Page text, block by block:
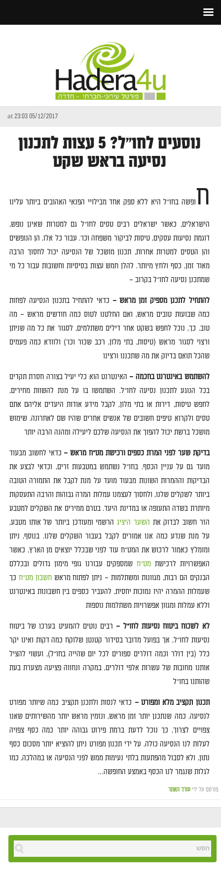
05/12/2017 at 23:03
נוסעים לחו"ל? 5 עצות לתכנון
נסיעה בראש שקט
חופשה בחו"ל היא ללא ספק אחד מבילויי הפנאי האהובים ביותר עלינו
הישראלים, כאשר ישראלים רבים טסים לחו"ל גם למטרות שאינן נופש,
דוגמת נסיעות עסקים,טיסות לביקור משפחה וכו'. עבור כל אלו, הן הנופשים
והן הטסים למטרות אחרות, תכנון מושכל של הנסיעה יכול לחסוך הרבה
מאוד זמן, כסף ולחץ מיותר. להלן חמש עצות בסיסיות וחשובות עבור כל מי
שמתכנן נסיעה לחו"ל בקרוב –
להתחיל לתכנן מספיק זמן מראש – כדאי להתחיל בתכנון הנסיעה לפחות
כמה שבועות טובים מראש, ואם החלטנו לטוס כמה חודשים מראש – מה
טוב. כך, נוכל לחפש בשקט אחר דילים משתלמים, לסגור את כל מה שניתן
ורצוי לסגור מראש (טיסות, בתי מלון, רכב שכור וכו') ולוודא כמה פעמים
שהכל תואם בדיוק את מה שתכננו ורצינו
להשתמש באינטרנט בחכמה – האינטרנט הוא כלי יעיל בצורה חסרת תקדים
בכל הנוגע לתכנון נסיעה לחו"ל. השתמשו בו על מנת להשוות מחירים,
לחפש טיסות, דירות או בתי מלון, לקבל מידע אודות היעדים אליהם אתם
טסים ולקרוא טיפים חשובים של אנשים אחרים שהיו שם לאחרונה.שימוש
מושכל ברשת יכול להפוך את הנסיעה שלכם ליעילה ומהנה הרבה יותר
בדיקת שער לפני המרת כספים ורכישת מט"ח מראש – כדאי לחשוב מבעוד
מועד גם על עניין הכסף. בחו"ל נשתמש במטבעות זרים, וכדאי לבצע את
הבדיקות וההמרות השונות מבעוד מועד על מנת לקבל את התמורה הטובה
ביותר לשקלים שלנו, ולחסוך לעצמנו עמלות המרה גבוהות והרבה התעסקות
מיותרת בשדה התעופה או במדינת היעד. בטרם ממירים את השקלים למטבע
הזר חשוב לבדוק את השער היציגהרשמי ומעודכן ביותר של אותו מטבע,
על מנת שנדע כמה אנו אמורים לקבל בעבור השקלים שלנו. בנוסף, ניתן
ומומלץ כאמור לרכוש את המט"ח עוד לפני שבכלל יוצאים מן הארץ, כאשר
האפשרויות לרכישתמט"ח שמספקים עבורנו גופי מימון גדולים ובכללם
הבנקים הם רבות,מגוונות ומשתלמות – ניתן לפתוח מראשחשבון מט"ח כך
שעמלות ההמרה יהיו נמוכות יחסית, להעביר כספים בין חשבונות באינטרנט
וללא עמלות ומגוון אפשרויות משתלמות נוספות
לא לשכוח ביטוח נסיעות לחו"ל – רבים נוטים להמעיט בערכו של ביטוח
נסיעות לחו"ל, אך בפועל מדובר בסידור קטנטן שלוקח כמה דקות ואינו יקר
כלל (בין דולר וכמה דולרים ספורים לכל יום שהייה בחו"ל), ועשוי להציל
אותנו מחובות של עשרות אלפי דולרים,במקרה ונחווה פציעה מצערת בעת
שהותנו בחו"ל
תכנון תקציב מלא ומפורט – כדאי לנסות ולתכנן תקציב כמה שיותר מפורט
לנסיעה. כמה שנתכנן יותר זמן מראש, ונזמין מראש יותר מהשירותים שאנו
צפויים לצרוך, כך נוכל לדעת ברמת פירוט גבוהה יותר כמה כסף צפויה
לעלות לנו הנסיעה כולה. על ידי תכנון מפורט ניתן להוציא יותר מסכום כסף
נתון, ולא לסבול מהפתעות בלתי נעימות ממש לפני הנסיעה או במהלכה, כמו
לגלות שנגמר לנו הכסף באמצע החופשה…
פורסם על ידי עורך האתר